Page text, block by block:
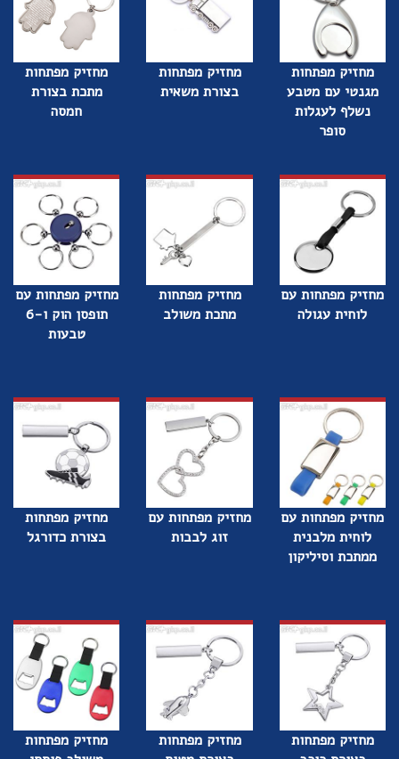
מחזיק מפתחות
מגנטי עם מטבע
נשלף לעגלות
סופר
מחזיק מפתחות
בצורת משאית
מחזיק מפתחות
מתכת בצורת
חמסה
מחזיק מפתחות עם
לוחית עגולה
מחזיק מפתחות
מתכת משולב
מחזיק מפתחות עם
תופסן הוק ו-6
טבעות
מחזיק מפתחות עם
לוחית מלבנית
ממתכת וסיליקון
מחזיק מפתחות עם
זוג לבבות
מחזיק מפתחות
בצורת כדורגל
מחזיק מפתחות
מחזיק מפתחות
מחזיק מפתחות